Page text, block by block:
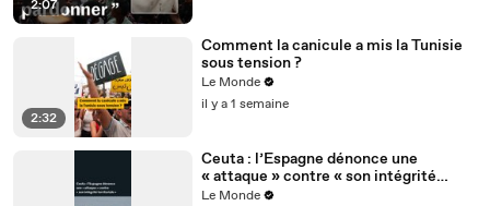
2:07
2:32
Comment la canicule a mis la Tunisie
sous tension ?
Le Monde
il y a 1 semaine
Ceuta : l’Espagne dénonce une
« attaque » contre « son intégrité
territoriale »
Le Monde